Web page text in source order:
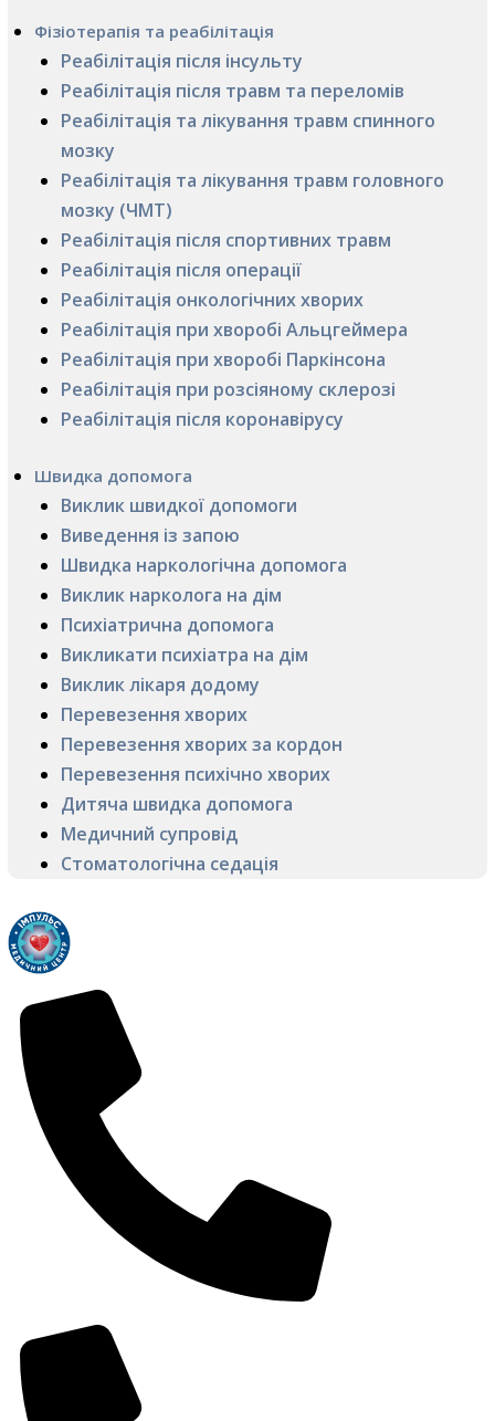
Фізіотерапія та реабілітація
Реабілітація після інсульту
Реабілітація після травм та переломів
Реабілітація та лікування травм спинного
мозку
Реабілітація та лікування травм головного
мозку (ЧМТ)
Реабілітація після спортивних травм
Реабілітація після операції
Реабілітація онкологічних хворих
Реабілітація при хворобі Альцгеймера
Реабілітація при хворобі Паркінсона
Реабілітація при розсіяному склерозі
Реабілітація після коронавірусу
Швидка допомога
Виклик швидкої допомоги
Виведення із запою
Швидка наркологічна допомога
Виклик нарколога на дім
Психіатрична допомога
Викликати психіатра на дім
Виклик лікаря додому
Перевезення хворих
Перевезення хворих за кордон
Перевезення психічно хворих
Дитяча швидка допомога
Медичний супровід
Стоматологічна седація